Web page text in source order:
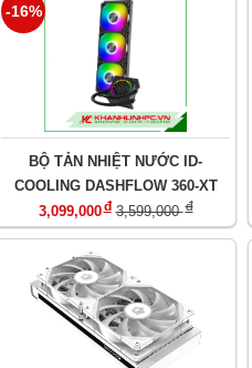
-16%
BỘ TẢN NHIỆT NƯỚC ID-
COOLING DASHFLOW 360-XT
ARGB
3,099,000đ 3,599,000đ